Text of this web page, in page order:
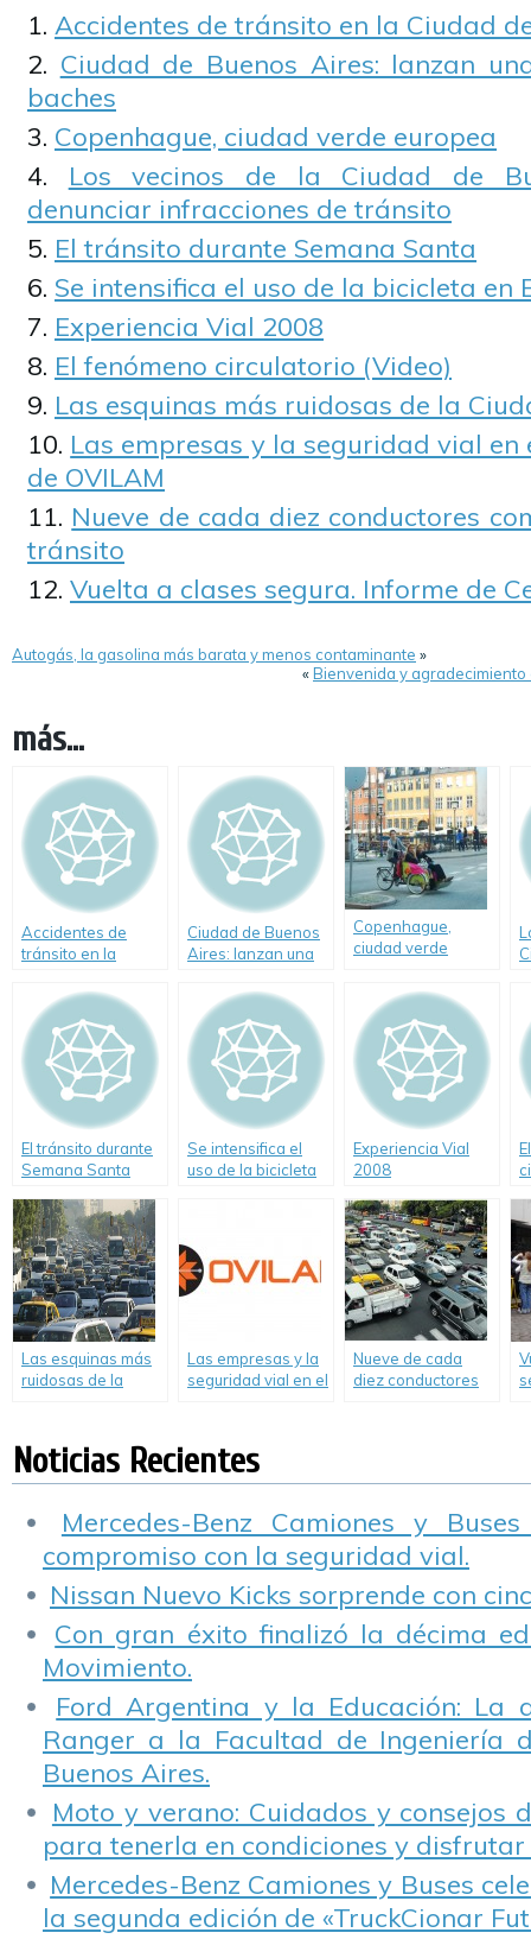
Accidentes de tránsito en la Ciudad
Ciudad de Buenos Aires: lanzan
baches
Copenhague, ciudad verde europea
Los vecinos de la Ciudad de
denunciar infracciones de tránsito
El tránsito durante Semana Santa
Se intensifica el uso de la bicicleta en
Experiencia Vial 2008
El fenómeno circulatorio (Video)
Las esquinas más ruidosas de la
Las empresas y la seguridad vial en
de OVILAM
Nueve de cada diez conductores
tránsito
Vuelta a clases segura. Informe de
Autogás, la gasolina más barata y menos contaminante »
«Bienvenida y agradecimiento
más...
Accidentes de
tránsito en la
Aires
Ciudad de Buenos
Aires: lanzan una
baches
Copenhague,
ciudad verde
El tránsito durante
Semana Santa
Se intensifica el
uso de la bicicleta
Experiencia Vial
2008
Las esquinas más
ruidosas de la
Las empresas y la
seguridad vial en el
Nueve de cada
diez conductores
Noticias Recientes
Mercedes-Benz Camiones y
compromiso con la seguridad vial.
Nissan Nuevo Kicks sorprende con
Con gran éxito finalizó la décima
Movimiento.
Ford Argentina y la Educación: La
Ranger a la Facultad de Ingeniería
Buenos Aires.
Moto y verano: Cuidados y consejos
para tenerla en condiciones y disfrutar
Mercedes-Benz Camiones y Buses
la segunda edición de «TruckCionar